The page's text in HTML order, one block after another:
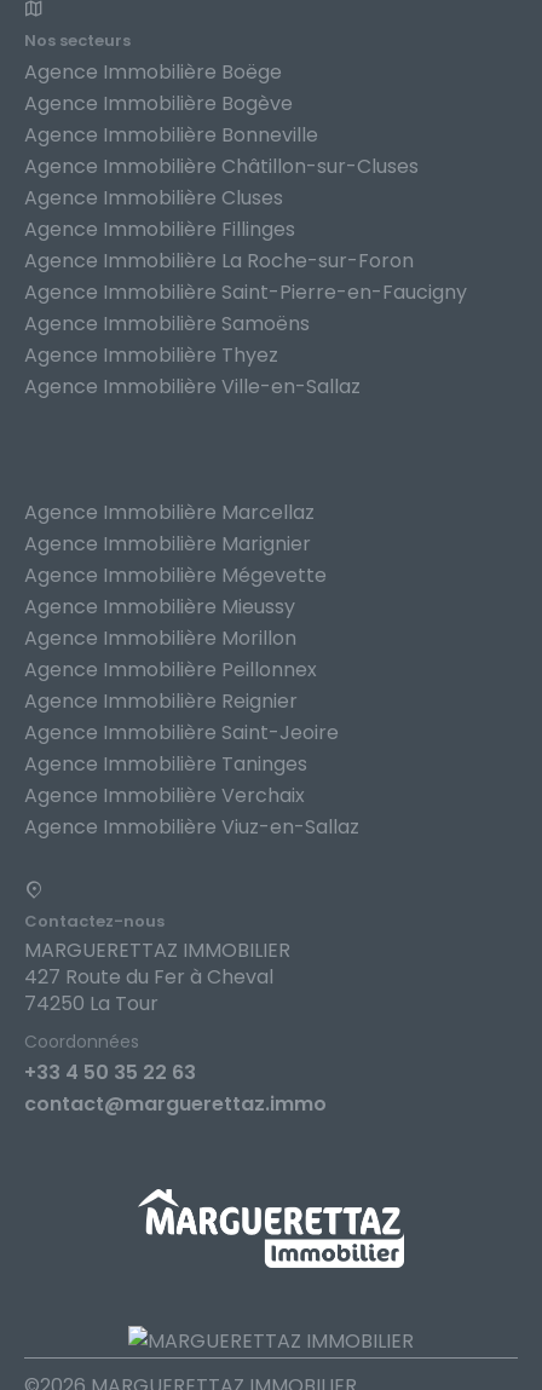
Nos secteurs
Agence Immobilière Boëge
Agence Immobilière Bogève
Agence Immobilière Bonneville
Agence Immobilière Châtillon-sur-Cluses
Agence Immobilière Cluses
Agence Immobilière Fillinges
Agence Immobilière La Roche-sur-Foron
Agence Immobilière Saint-Pierre-en-Faucigny
Agence Immobilière Samoëns
Agence Immobilière Thyez
Agence Immobilière Ville-en-Sallaz
Agence Immobilière Marcellaz
Agence Immobilière Marignier
Agence Immobilière Mégevette
Agence Immobilière Mieussy
Agence Immobilière Morillon
Agence Immobilière Peillonnex
Agence Immobilière Reignier
Agence Immobilière Saint-Jeoire
Agence Immobilière Taninges
Agence Immobilière Verchaix
Agence Immobilière Viuz-en-Sallaz
Contactez-nous
MARGUERETTAZ IMMOBILIER
427 Route du Fer à Cheval
74250 La Tour
Coordonnées
+33 4 50 35 22 63
contact@marguerettaz.immo